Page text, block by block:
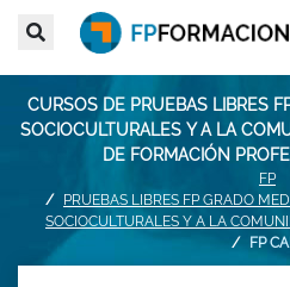
CURSOS DE PRUEBAS LIBRES
SOCIOCULTURALES Y A LA
DE FORMACIÓN
FP
PRUEBAS LIBRES FP GRADO
SOCIOCULTURALES Y A LA
FP